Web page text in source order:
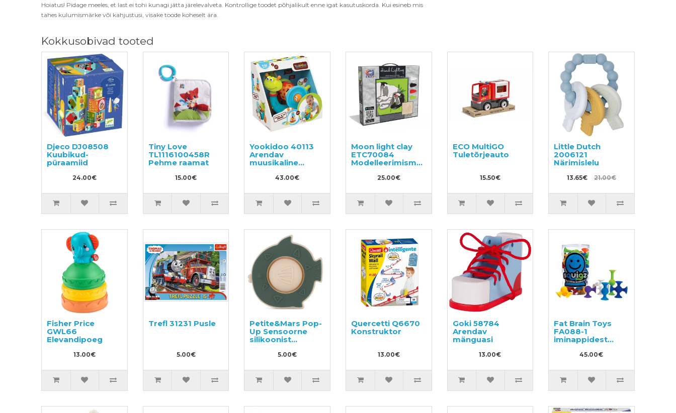
Hoiatus! Pidage meeles, et last ei tohi kunagi jätta järelevalveta. Kontrollige toodet põhjalikult enne igat kasutuskorda. Kui esineb mis
tahes kulumismärke või kahjustusi, visake toode koheselt ära.
Kokkusobivad tooted
Djeco DJ08508
Kuubikud-
püraamiid
24.00€
Tiny Love
TL1116100458R
Pehme raamat
15.00€
Yookidoo 40113
Arendav
muusikaline
mänguasi
43.00€
Moon light clay
ETC70084
Modelleerimismass
25.00€
ECO MultiGO
Tuletõrjeauto
15.50€
Little Dutch
2006121
Närimislelu
13.65€ 21.00€
Fisher Price
GWL66
Elevandipoeg
13.00€
Trefl 31231 Pusle
5.00€
Petite&Mars Pop-
Up Sensoorne
silikoonist
närimislelu
5.00€
Quercetti Q6670
Konstruktor
13.00€
Goki 58784
Arendav
mänguasi
13.00€
Fat Brain Toys
FA088-1
iminappidest
45.00€